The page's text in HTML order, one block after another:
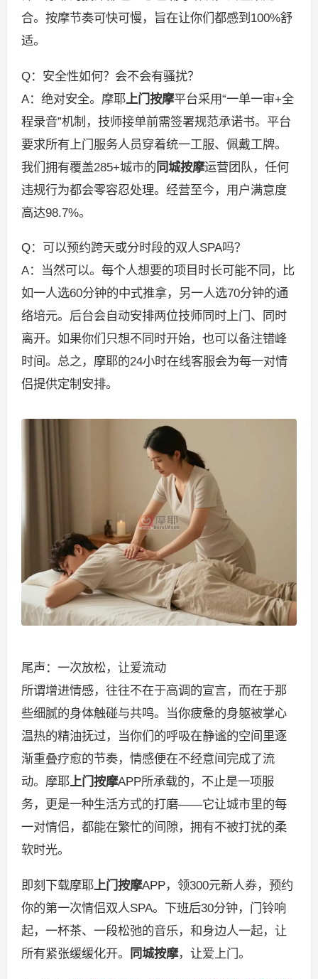
合。按摩节奏可快可慢，旨在让你们都感到100%舒
适。
Q：安全性如何？会不会有骚扰？
A：绝对安全。摩耶上门按摩平台采用“一单一审+全
程录音”机制，技师接单前需签署规范承诺书。平台
要求所有上门服务人员穿着统一工服、佩戴工牌。
我们拥有覆盖285+城市的 同城按摩运营团队，任何
违规行为都会零容忍处理。经营至今，用户满意度
高达98.7%。
Q：可以预约跨天或分时段的双人SPA吗？
A：当然可以。每个人想要的项目时长可能不同，比
如一人选60分钟的中式推拿，另一人选70分钟的通
络培元。后台会自动安排两位技师同时上门、同时
离开。如果你们只想不同时开始，也可以备注错峰
时间。总之，摩耶的24小时在线客服会为每一对情
侣提供定制安排。
尾声：一次放松，让爱流动
所谓增进情感，往往不在于高调的宣言，而在于那
些细腻的身体触碰与共鸣。当你疲惫的身躯被掌心
温热的精油抚过，当你们的呼吸在静谧的空间里逐
渐重叠疗愈的节奏，情感便在不经意间完成了流
动。摩耶上门按摩APP所承载的，不止是一项服
务，更是一种生活方式的打磨——它让城市里的每
一对情侣，都能在繁忙的间隙，拥有不被打扰的柔
软时光。
即刻下载摩耶上门按摩APP，领300元新人券，预约
你的第一次情侣双人SPA。下班后30分钟，门铃响
起，一杯茶、一段松弛的音乐，和身边人一起，让
所有紧张缓缓化开。
同城按摩，让爱上门。